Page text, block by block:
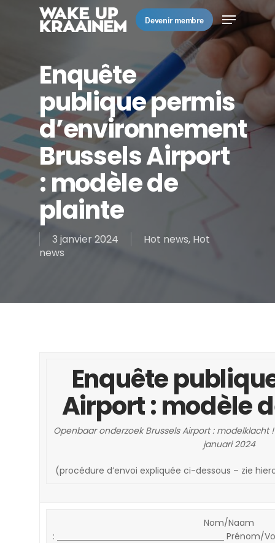
Devenir membre Menu
Enquête
publique permis
d’environnement
Brussels Airport
: modèle de
plainte
3 janvier 2024 Hot news, Hot
news
Enquête
Airport : modèle
Openbaar onderzoek Brussels Airport : modelklacht
januari 2024
(procédure d’envoi expliquée ci-dessous – zie
Nom/Naam
:
Prénom/
Close
Menu